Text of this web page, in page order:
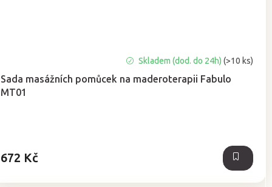
Sada masážních pomůcek na maderoterapii Fabulo
MT01
hodnocení
produktu
je
Skladem (dod. do 24h)(>10 ks)
672 Kč